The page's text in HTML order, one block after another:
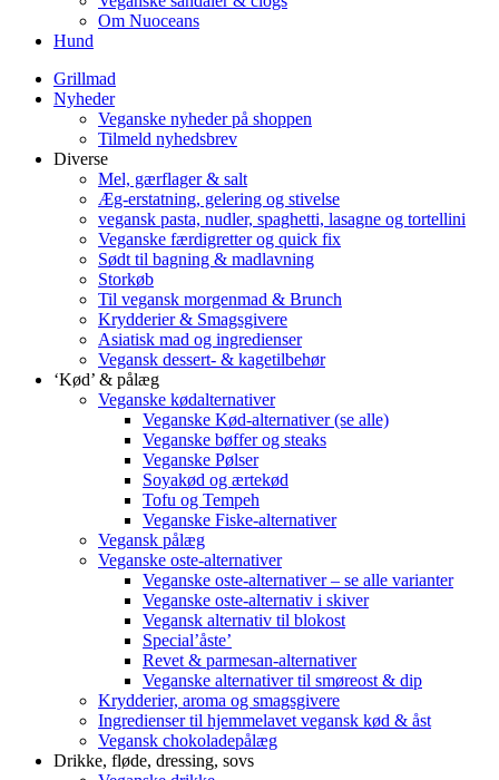
Om Nuoceans
Hund
Grillmad
Nyheder
Veganske nyheder på shoppen
Tilmeld nyhedsbrev
Diverse
Mel, gærflager & salt
Æg-erstatning, gelering og stivelse
vegansk pasta, nudler, spaghetti, lasagne og tortellini
Veganske færdigretter og quick fix
Sødt til bagning & madlavning
Storkøb
Til vegansk morgenmad & Brunch
Krydderier & Smagsgivere
Asiatisk mad og ingredienser
Vegansk dessert- & kagetilbehør
‘Kød’ & pålæg
Veganske kødalternativer
Veganske Kød-alternativer (se alle)
Veganske bøffer og steaks
Veganske Pølser
Soyakød og ærtekød
Tofu og Tempeh
Veganske Fiske-alternativer
Vegansk pålæg
Veganske oste-alternativer
Veganske oste-alternativer – se alle varianter
Veganske oste-alternativ i skiver
Vegansk alternativ til blokost
Special’åste’
Revet & parmesan-alternativer
Veganske alternativer til smøreost & dip
Krydderier, aroma og smagsgivere
Ingredienser til hjemmelavet vegansk kød & åst
Vegansk chokoladepålæg
Drikke, fløde, dressing, sovs